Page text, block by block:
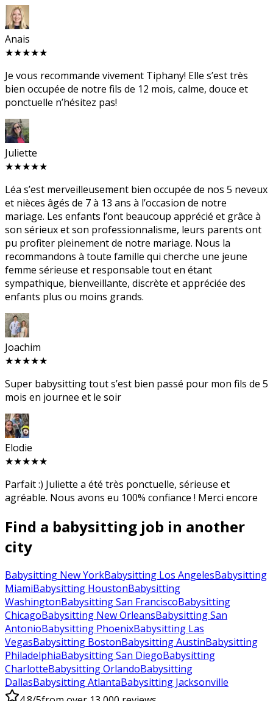
Anais
★★★★★
Je vous recommande vivement Tiphany! Elle s’est très
bien occupée de notre fils de 12 mois, calme, douce et
ponctuelle n’hésitez pas!
Juliette
★★★★★
Léa s’est merveilleusement bien occupée de nos 5 neveux
et nièces âgés de 7 à 13 ans à l’occasion de notre
mariage. Les enfants l’ont beaucoup apprécié et grâce à
son sérieux et son professionnalisme, leurs parents ont
pu profiter pleinement de notre mariage. Nous la
recommandons à toute famille qui cherche une jeune
femme sérieuse et responsable tout en étant
sympathique, bienveillante, discrète et appréciée des
enfants plus ou moins grands.
Joachim
★★★★★
Super babysitting tout s’est bien passé pour mon fils de 5
mois en journee et le soir
Elodie
★★★★★
Parfait :) Juliette a été très ponctuelle, sérieuse et
agréable. Nous avons eu 100% confiance ! Merci encore
Find a babysitting job in another
city
Babysitting New YorkBabysitting Los AngelesBabysitting
MiamiBabysitting HoustonBabysitting
WashingtonBabysitting San FranciscoBabysitting
ChicagoBabysitting New OrleansBabysitting San
AntonioBabysitting PhoenixBabysitting Las
VegasBabysitting BostonBabysitting AustinBabysitting
PhiladelphiaBabysitting San DiegoBabysitting
CharlotteBabysitting OrlandoBabysitting
DallasBabysitting AtlantaBabysitting Jacksonville